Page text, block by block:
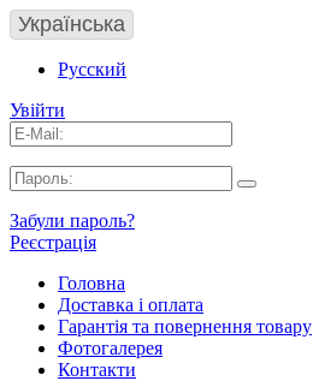
Українська
Русский
Увійти
Забули пароль?
Реєстрація
Головна
Доставка і оплата
Гарантія та повернення товару
Фотогалерея
Контакти